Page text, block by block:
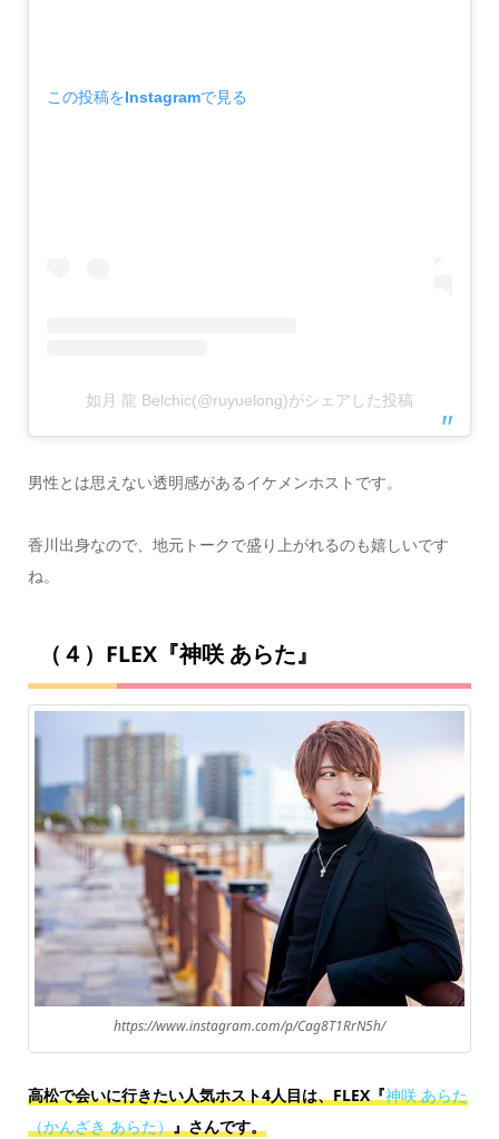
この投稿をInstagramで見る
如月 龍 Belchic(@ruyuelong)がシェアした投稿
男性とは思えない透明感があるイケメンホストです。
香川出身なので、地元トークで盛り上がれるのも嬉しいです
ね。
（４）FLEX『神咲 あらた』
https://www.instagram.com/p/Cag8T1RrN5h/
高松で会いに行きたい人気ホスト4人目は、FLEX『神咲 あらた
（かんざき あらた）』さんです。